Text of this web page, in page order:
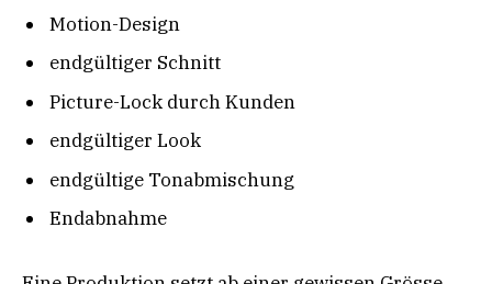
Motion-Design
endgültiger Schnitt
Picture-Lock durch Kunden
endgültiger Look
endgültige Tonabmischung
Endabnahme